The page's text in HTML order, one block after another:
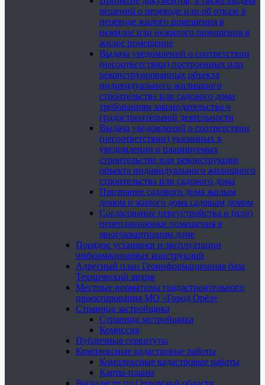
решений о переводе или об отказе в
переводе жилого помещения в
нежилое или нежилого помещения в
жилое помещение
Выдача уведомлений о соответствии
(несоответствии) построенных или
реконструированных объекта
индивидуального жилищного
строительства или садового дома
требованиям законодательства о
градостроительной деятельности
Выдача уведомлений о соответствии
(несоответствии) указанных в
уведомлении о планируемых
строительстве или реконструкции
объекта индивидуального жилищного
строительства или садового дома
Признание садового дома жилым
домом и жилого дома садовым домом
Согласование переустройства и (или)
перепланировки помещения в
многоквартирном доме
Порядок установки и эксплуатации
информационных конструкций
Адресный план Геоинформационная база
Технический архив
Местные нормативы градостроительного
проектирования МО «Город Орёл»
Страница застройщика
Страница застройщика
Комиссия
Публичные сервитуты
Комплексные кадастровые работы
Комплексные кадастровые работы
Карты-планы
Роскадастр по Орловской области